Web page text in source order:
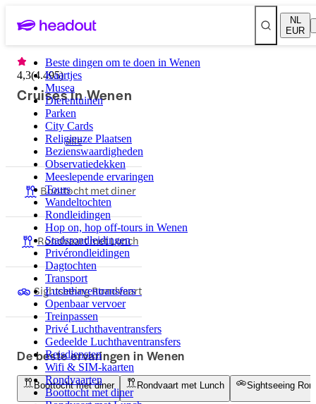
NL
EUR
Beste dingen om te doen in Wenen
Kaartjes
Musea
Dierentuinen
Parken
City Cards
Religieuze Plaatsen
Bezienswaardigheden
Observatiedekken
Meeslepende ervaringen
Tours
Wandeltochten
Rondleidingen
Hop on, hop off-tours in Wenen
Stadsrondleidingen
Privérondleidingen
Dagtochten
Transport
Luchthaventransfers
Openbaar vervoer
Treinpassen
Privé Luchthaventransfers
Gedeelde Luchthaventransfers
Reisdiensten
Wifi & SIM-kaarten
Rondvaarten
Boottocht met diner
4,3(4.495)
Cruises in Wenen
alle
Boottocht met diner
Rondvaart met Lunch
Sightseeing Rondvaart
De beste ervaringen in Wenen
Boottocht met diner Rondvaart met Lunch Sightseeing